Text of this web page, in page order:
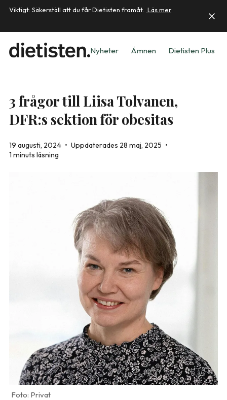
Viktigt: Säkerställ att du får Dietisten framåt. Läs mer
Nyheter Ämnen Dietisten Plus
3 frågor till Liisa Tolvanen,
DFR:s sektion för obesitas
19 augusti, 2024 • Uppdaterades 28 maj, 2025 •
1 minuts läsning
Privat